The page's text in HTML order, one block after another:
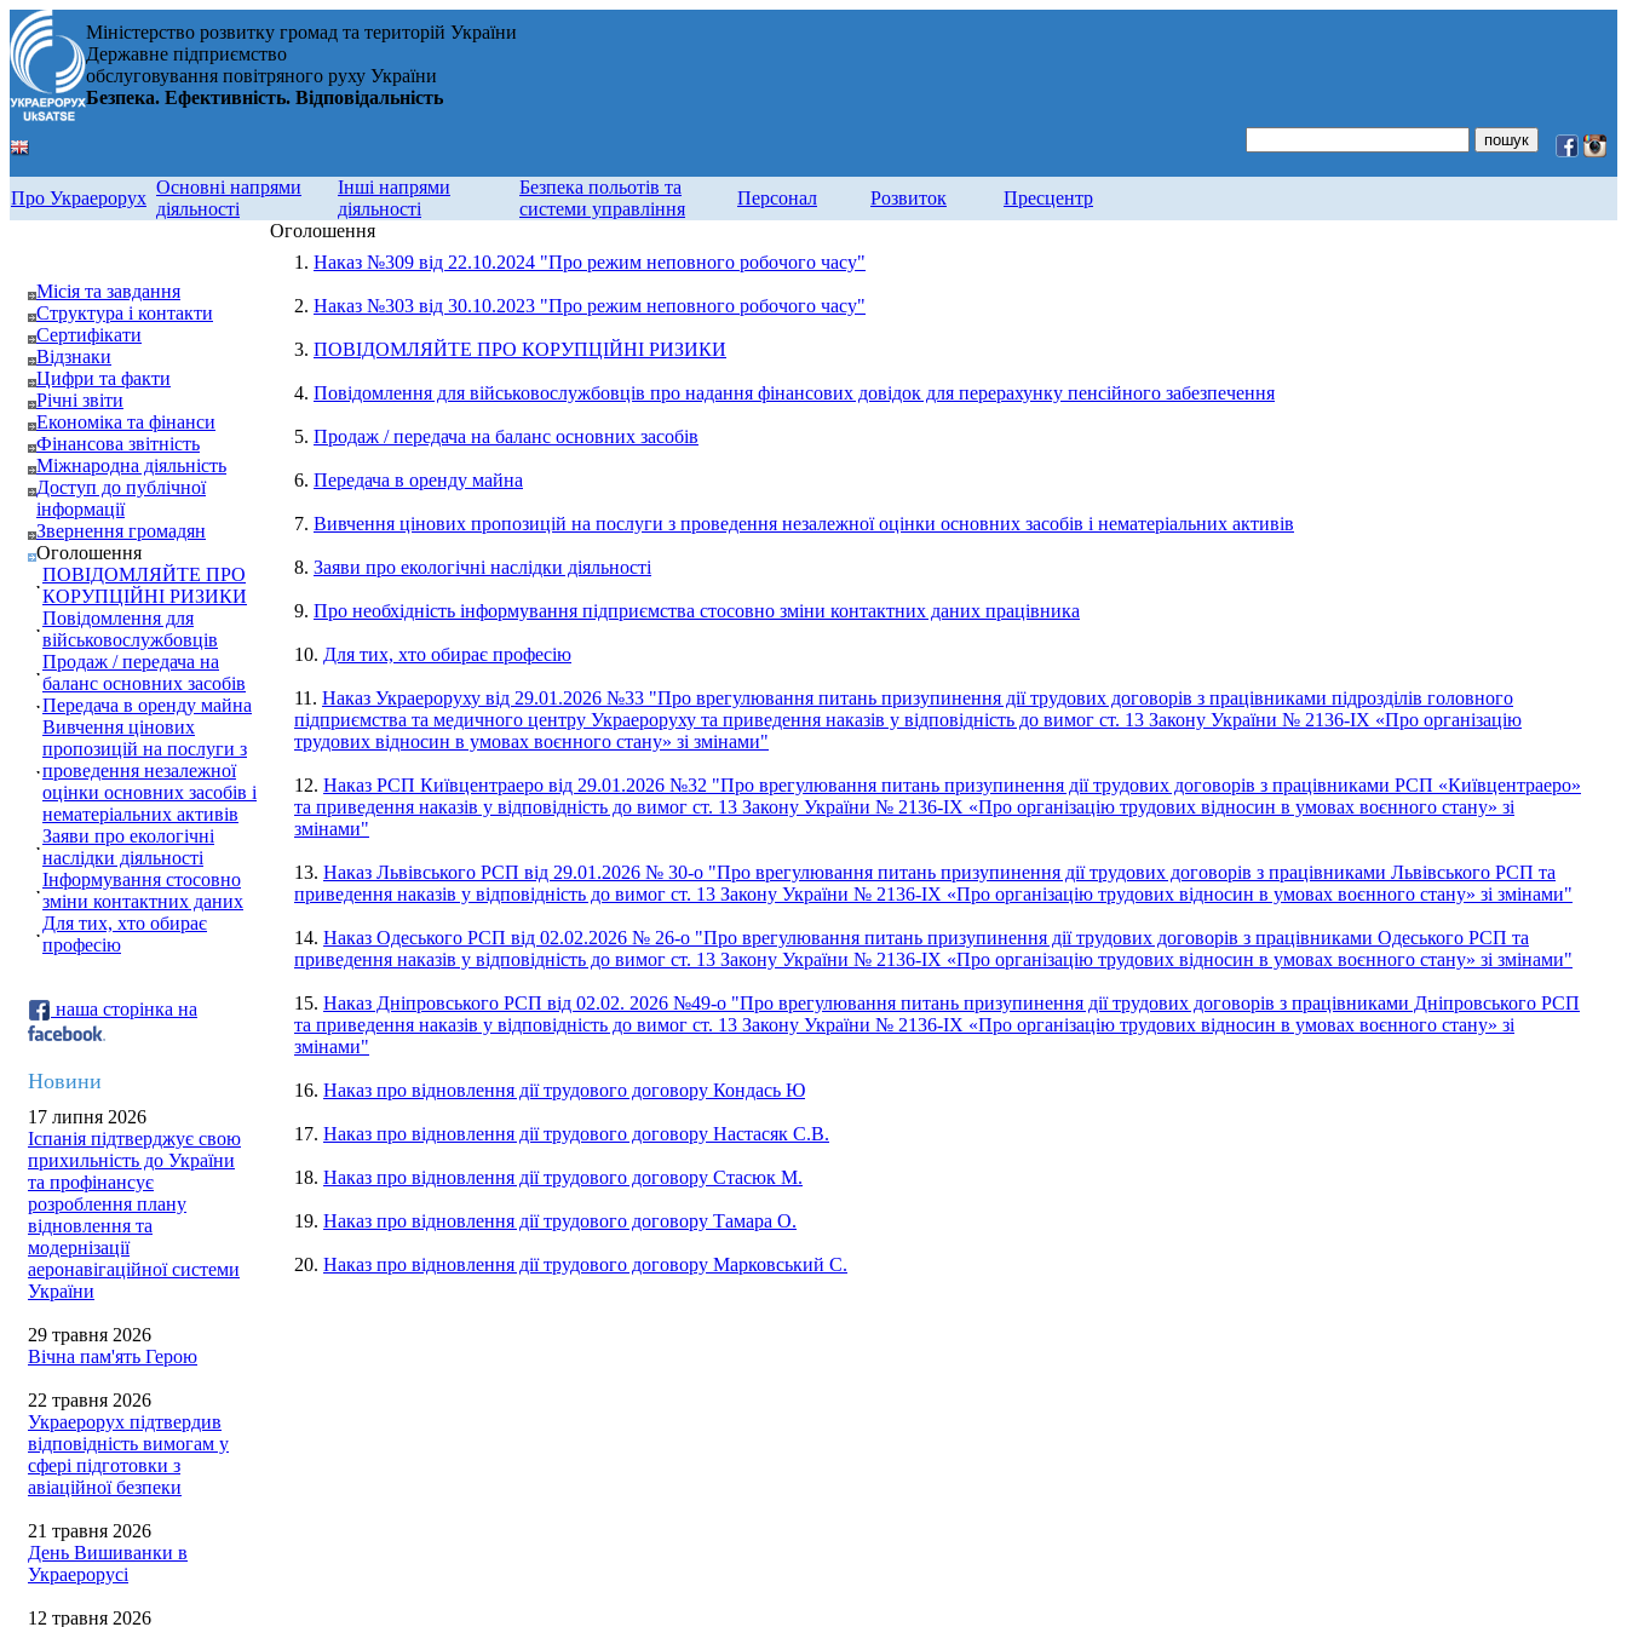
Міністерство розвитку громад та територій України
Державне підприємство
обслуговування повітряного руху України
Безпека. Ефективність. Відповідальність
Про Украерорух
Основні напрями
діяльності
Інші напрями
діяльності
Безпека польотів та
системи управління
Персонал Розвиток Пресцентр
Місія та завдання
Структура і контакти
Сертифікати
Відзнаки
Цифри та факти
Річні звіти
Економіка та фінанси
Фінансова звітність
Міжнародна діяльність
Доступ до публічної
інформації
Звернення громадян
Оголошення
ПОВІДОМЛЯЙТЕ ПРО
КОРУПЦІЙНІ РИЗИКИ
Повідомлення для
військовослужбовців
Продаж / передача на
баланс основних засобів
Передача в оренду майна
Вивчення цінових
пропозицій на послуги з
проведення незалежної
оцінки основних засобів і
нематеріальних активів
Заяви про екологічні
наслідки діяльності
Інформування стосовно
зміни контактних даних
Для тих, хто обирає
професію
наша сторінка на
Новини
17 липня 2026
Іспанія підтверджує свою
прихильність до України
та профінансує
розроблення плану
відновлення та
модернізації
аеронавігаційної системи
України
29 травня 2026
Вічна пам'ять Герою
22 травня 2026
Украерорух підтвердив
відповідність вимогам у
сфері підготовки з
авіаційної безпеки
21 травня 2026
День Вишиванки в
Украерорусі
12 травня 2026
Оголошення
1. Наказ №309 від 22.10.2024 "Про режим неповного робочого часу"
2. Наказ №303 від 30.10.2023 "Про режим неповного робочого часу"
3. ПОВІДОМЛЯЙТЕ ПРО КОРУПЦІЙНІ РИЗИКИ
4. Повідомлення для військовослужбовців про надання фінансових довідок для перерахунку пенсійного забезпечення
5. Продаж / передача на баланс основних засобів
6. Передача в оренду майна
7. Вивчення цінових пропозицій на послуги з проведення незалежної оцінки основних засобів і нематеріальних активів
8. Заяви про екологічні наслідки діяльності
9. Про необхідність інформування підприємства стосовно зміни контактних даних працівника
10. Для тих, хто обирає професію
11. Наказ Украероруху від 29.01.2026 №33 "Про врегулювання питань призупинення дії трудових договорів з працівниками підрозділів головного
підприємства та медичного центру Украероруху та приведення наказів у відповідність до вимог ст. 13 Закону України № 2136-IX «Про організацію
трудових відносин в умовах воєнного стану» зі змінами"
12. Наказ РСП Київцентраеро від 29.01.2026 №32 "Про врегулювання питань призупинення дії трудових договорів з працівниками РСП «Київцентраеро»
та приведення наказів у відповідність до вимог ст. 13 Закону України № 2136-IX «Про організацію трудових відносин в умовах воєнного стану» зі
змінами"
13. Наказ Львівського РСП від 29.01.2026 № 30-о "Про врегулювання питань призупинення дії трудових договорів з працівниками Львівського РСП та
приведення наказів у відповідність до вимог ст. 13 Закону України № 2136-IX «Про організацію трудових відносин в умовах воєнного стану» зі змінами"
14. Наказ Одеського РСП від 02.02.2026 № 26-о "Про врегулювання питань призупинення дії трудових договорів з працівниками Одеського РСП та
приведення наказів у відповідність до вимог ст. 13 Закону України № 2136-IX «Про організацію трудових відносин в умовах воєнного стану» зі змінами"
15. Наказ Дніпровського РСП від 02.02. 2026 №49-о "Про врегулювання питань призупинення дії трудових договорів з працівниками Дніпровського РСП
та приведення наказів у відповідність до вимог ст. 13 Закону України № 2136-IX «Про організацію трудових відносин в умовах воєнного стану» зі
змінами"
16. Наказ про відновлення дії трудового договору Кондась Ю
17. Наказ про відновлення дії трудового договору Настасяк С.В.
18. Наказ про відновлення дії трудового договору Стасюк М.
19. Наказ про відновлення дії трудового договору Тамара О.
20. Наказ про відновлення дії трудового договору Марковський С.